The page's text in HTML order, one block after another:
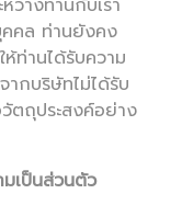
างท่านกับเรา
คคล ท่านยังคง
ห้ท่านได้รับความ
ากบริษัทไม่ได้รับ
ตถุประสงค์อย่าง
เป็นส่วนตัว